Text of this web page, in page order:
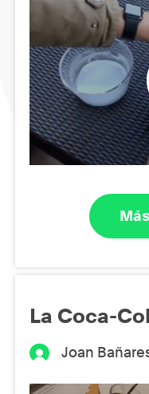
La Coca-
Joan